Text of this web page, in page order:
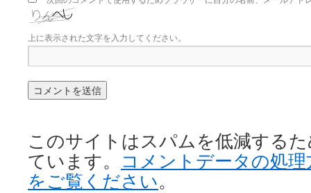
上に表示された文字を入力してください。
このサイトはスパムを低減するた
ています。
コメントデータの処
をご覧ください。